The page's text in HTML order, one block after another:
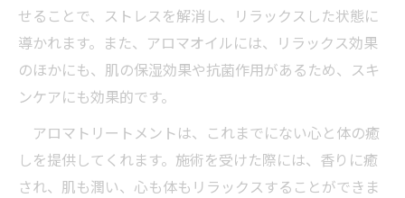
せることで、ストレスを解消し、リラックスした状態に
導かれます。また、アロマオイルには、リラックス効果
のほかにも、肌の保湿効果や抗菌作用があるため、スキ
ンケアにも効果的です。
アロマトリートメントは、これまでにない心と体の癒
しを提供してくれます。施術を受けた際には、香りに癒
され、肌も潤い、心も体もリラックスすることができま